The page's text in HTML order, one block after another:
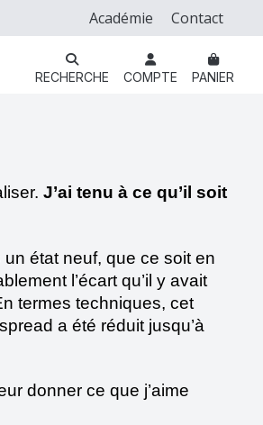
Académie Contact
RECHERCHE COMPTE PANIER
J’ai tenu à ce qu’il soit
un état neuf, que ce soit en
l’écart qu’il y avait
termes techniques, cet
a été réduit jusqu’à
donner ce que j’aime